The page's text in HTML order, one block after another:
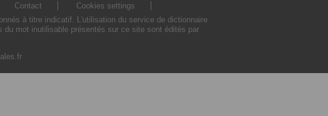
Contact
Cookies settings
à titre indicatif. L'utilisation du service de dictionnaire
mot inutilisable présentés sur ce site sont édités par